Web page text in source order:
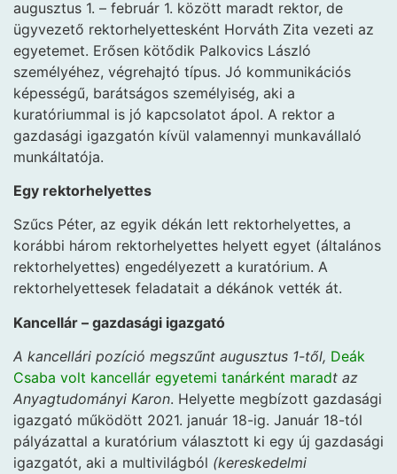
augusztus 1. – február 1. között maradt rektor, de
ügyvezető rektorhelyettesként Horváth Zita vezeti az
egyetemet. Erősen kötődik Palkovics László
személyéhez, végrehajtó típus. Jó kommunikációs
képességű, barátságos személyiség, aki a
kuratóriummal is jó kapcsolatot ápol. A rektor a
gazdasági igazgatón kívül valamennyi munkavállaló
munkáltatója.
Egy rektorhelyettes
Szűcs Péter, az egyik dékán lett rektorhelyettes, a
korábbi három rektorhelyettes helyett egyet (általános
rektorhelyettes) engedélyezett a kuratórium. A
rektorhelyettesek feladatait a dékánok vették át.
Kancellár – gazdasági igazgató
A kancellári pozíció megszűnt augusztus 1-től, Deák
Csaba volt kancellár egyetemi tanárként maradt az
Anyagtudományi Karon. Helyette megbízott gazdasági
igazgató működött 2021. január 18-ig. Január 18-tól
pályázattal a kuratórium választott ki egy új gazdasági
igazgatót, aki a multivilágból (kereskedelmi